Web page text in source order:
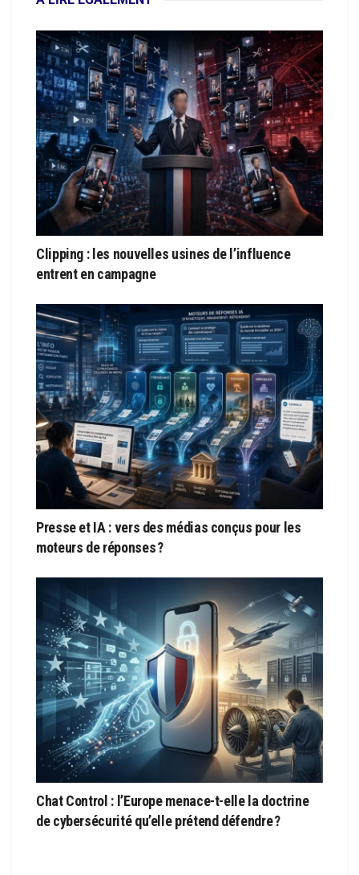
Clipping : les nouvelles usines de l’influence
entrent en campagne
Presse et IA : vers des médias conçus pour les
moteurs de réponses ?
Chat Control : l’Europe menace-t-elle la doctrine
de cybersécurité qu’elle prétend défendre ?